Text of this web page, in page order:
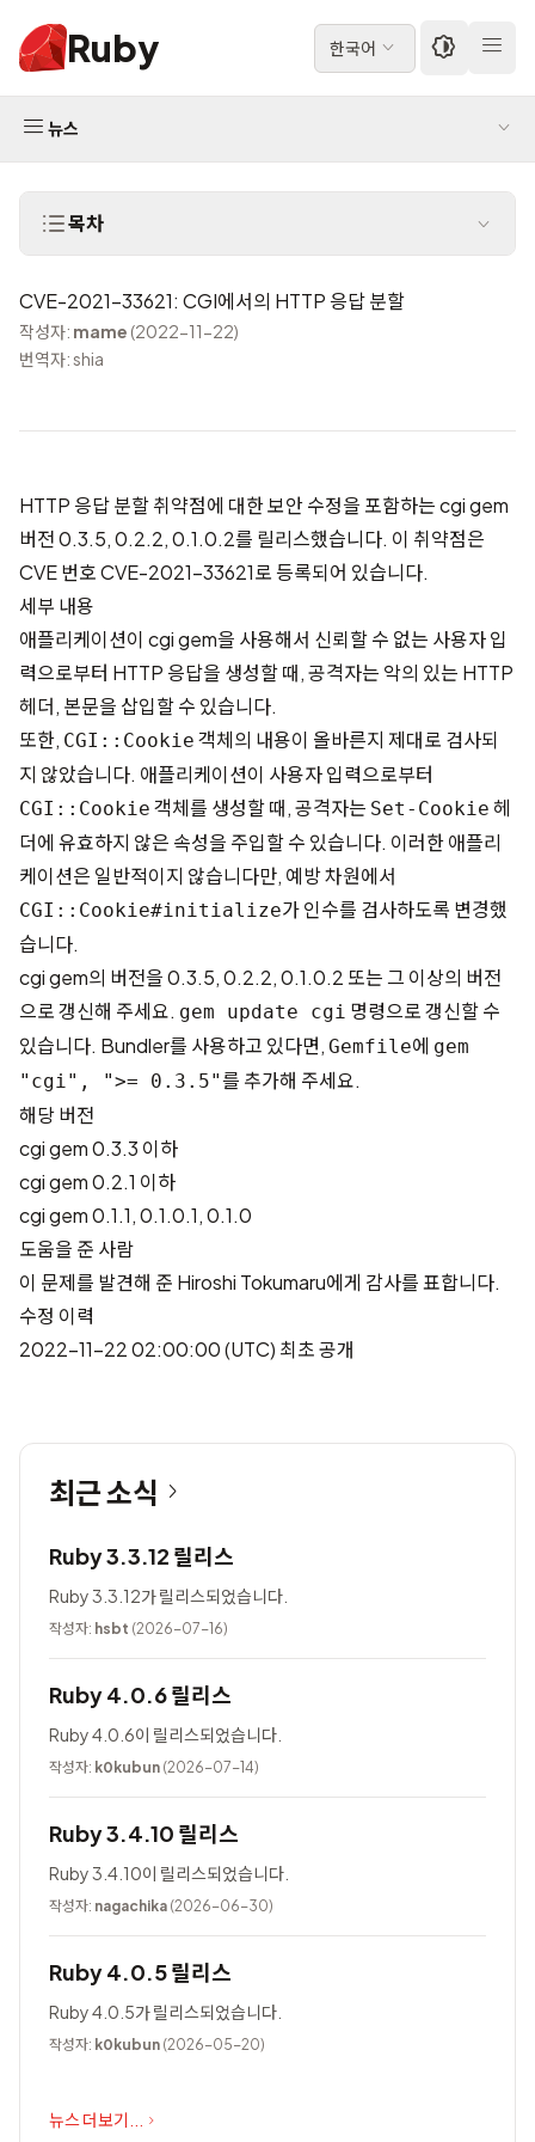
Ruby 한국어
뉴스
목차
CVE-2021-33621: CGI에서의 HTTP 응답 분할
작성자: mame (2022-11-22)
번역자: shia
HTTP 응답 분할 취약점에 대한 보안 수정을 포함하는 cgi gem
버전 0.3.5, 0.2.2, 0.1.0.2를 릴리스했습니다. 이 취약점은
CVE 번호CVE-2021-33621로 등록되어 있습니다.
세부 내용
애플리케이션이 cgi gem을 사용해서 신뢰할 수 없는 사용자 입
력으로부터 HTTP 응답을 생성할 때, 공격자는 악의 있는 HTTP
헤더, 본문을 삽입할 수 있습니다.
또한, CGI::Cookie 객체의 내용이 올바른지 제대로 검사되
지 않았습니다. 애플리케이션이 사용자 입력으로부터
CGI::Cookie 객체를 생성할 때, 공격자는 Set-Cookie 헤
더에 유효하지 않은 속성을 주입할 수 있습니다. 이러한 애플리
케이션은 일반적이지 않습니다만, 예방 차원에서
CGI::Cookie#initialize가 인수를 검사하도록 변경했
습니다.
cgi gem의 버전을 0.3.5, 0.2.2, 0.1.0.2 또는 그 이상의 버전
으로 갱신해 주세요. gem update cgi 명령으로 갱신할 수
있습니다. Bundler를 사용하고 있다면, Gemfile에 gem
"cgi", ">= 0.3.5"를 추가해 주세요.
해당 버전
cgi gem 0.3.3 이하
cgi gem 0.2.1 이하
cgi gem 0.1.1, 0.1.0.1, 0.1.0
도움을 준 사람
이 문제를 발견해 준 Hiroshi Tokumaru에게 감사를 표합니다.
수정 이력
2022-11-22 02:00:00 (UTC) 최초 공개
최근 소식
Ruby 3.3.12 릴리스
Ruby 3.3.12가 릴리스되었습니다.
작성자: hsbt (2026-07-16)
Ruby 4.0.6 릴리스
Ruby 4.0.6이 릴리스되었습니다.
작성자: k0kubun (2026-07-14)
Ruby 3.4.10 릴리스
Ruby 3.4.10이 릴리스되었습니다.
작성자: nagachika (2026-06-30)
Ruby 4.0.5 릴리스
Ruby 4.0.5가 릴리스되었습니다.
작성자: k0kubun (2026-05-20)
뉴스 더보기...